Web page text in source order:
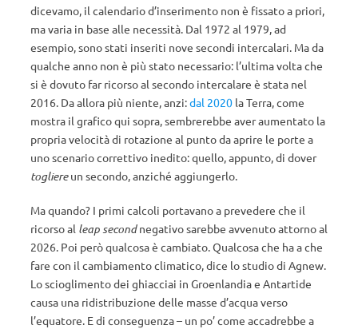
dicevamo, il calendario d’inserimento non è fissato a priori,
ma varia in base alle necessità. Dal 1972 al 1979, ad
esempio, sono stati inseriti nove secondi intercalari. Ma da
qualche anno non è più stato necessario: l’ultima volta che
si è dovuto far ricorso al secondo intercalare è stata nel
2016. Da allora più niente, anzi:dal 2020 la Terra, come
mostra il grafico qui sopra, sembrerebbe aver aumentato la
propria velocità di rotazione al punto da aprire le porte a
uno scenario correttivo inedito: quello, appunto, di dover
togliereun secondo, anziché aggiungerlo.
Ma quando? I primi calcoli portavano a prevedere che il
ricorso al leap secondnegativo sarebbe avvenuto attorno al
2026. Poi però qualcosa è cambiato. Qualcosa che ha a che
fare con il cambiamento climatico, dice lo studio di Agnew.
Lo scioglimento dei ghiacciai in Groenlandia e Antartide
causa una ridistribuzione delle masse d’acqua verso
l’equatore. E di conseguenza – un po’ come accadrebbe a